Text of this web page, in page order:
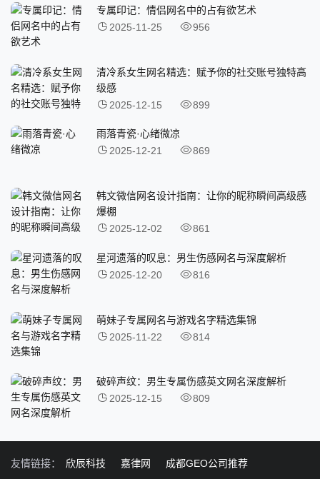
专属印记：情侣网名中的占有欲艺术
2025-11-25
956
清冷系女生网名精选：赋予你的社交账号独特高
级感
2025-12-15
899
雨落青瓷·心绪微凉
2025-12-21
869
韩文微信网名设计指南：让你的昵称瞬间高级感
爆棚
2025-12-02
861
星河遗落的叹息：男生伤感网名与深度解析
2025-12-20
816
萌妹子专属网名与游戏名字精选集锦
2025-11-22
814
破碎声纹：男生专属伤感英文网名深度解析
2025-12-15
809
友情链接： 欣辰科技 嘉律网 成都GEO公司推荐